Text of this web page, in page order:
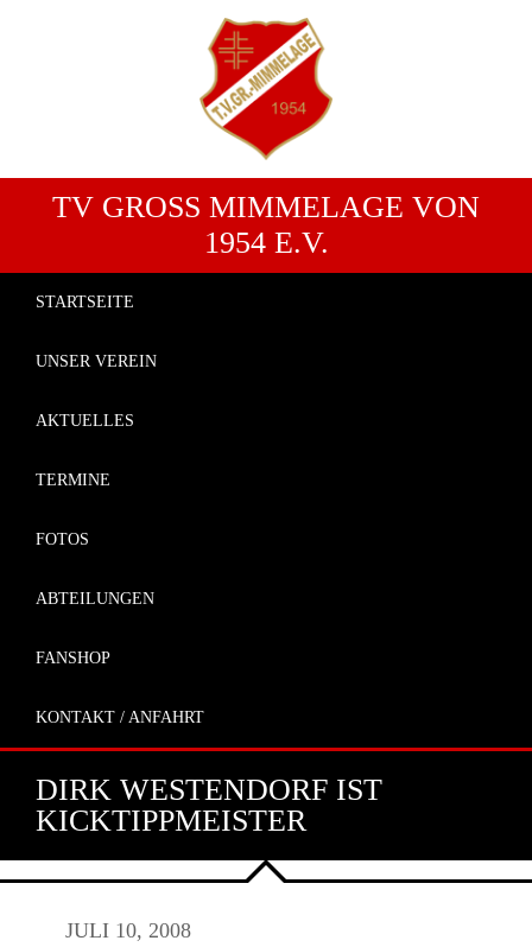
TV GROSS MIMMELAGE VON 1
954 E.V.
STARTSEITE
UNSER VEREIN
AKTUELLES
TERMINE
FOTOS
ABTEILUNGEN
FANSHOP
KONTAKT / ANFAHRT
DIRK WESTENDORF IST
KICKTIPPMEISTER
JULI 10, 2008